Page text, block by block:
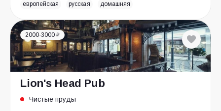
европейская русская домашняя
2000-3000 ₽
Lion's Head Pub
Чистые пруды